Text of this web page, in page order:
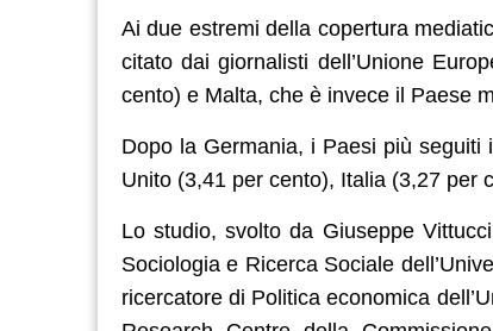
Ai due estremi della copertura
citato dai giornalisti dell’Unione
cento) e Malta, che è invece il Paese
Dopo la Germania, i Paesi più
Unito (3,41 per cento), Italia (3,27 per
Lo studio, svolto da Giuseppe
Sociologia e Ricerca Sociale
ricercatore di Politica economica